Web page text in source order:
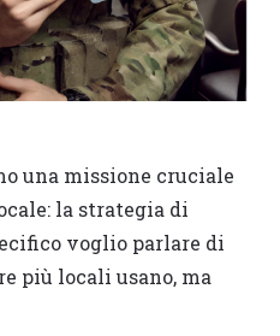
una missione cruciale
la strategia di
voglio parlare di
più locali usano, ma